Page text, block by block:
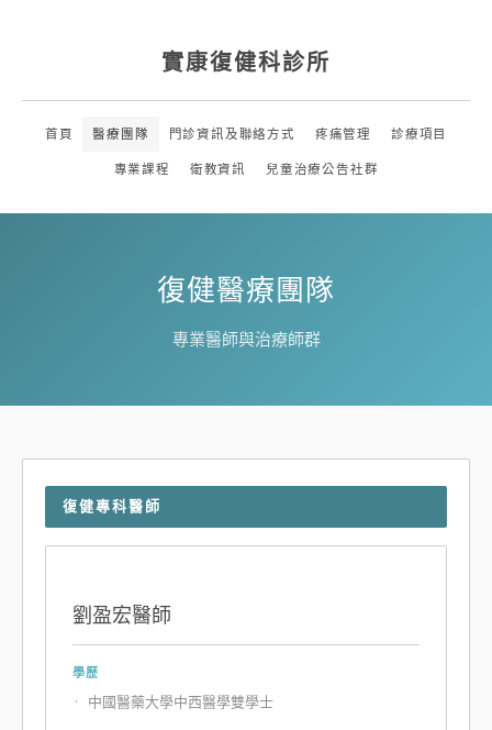
實康復健科診所
首頁 醫療團隊 門診資訊及聯絡方式 疼痛管理 診療項目
專業課程 衛教資訊 兒童治療公告社群
復健醫療團隊
專業醫師與治療師群
復健專科醫師
劉盈宏醫師
學歷
中國醫藥大學中西醫學雙學士